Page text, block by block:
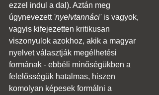
ezzel indul a dal). Aztán meg
úgynevezett 'nyelvtannáci' is vagyok,
vagyis kifejezetten kritikusan
viszonyulok azokhoz, akik a magyar
nyelvet választják megélhetési
formának - ebbéli minőségükben a
felelősségük hatalmas, hiszen
komolyan képesek formálni a